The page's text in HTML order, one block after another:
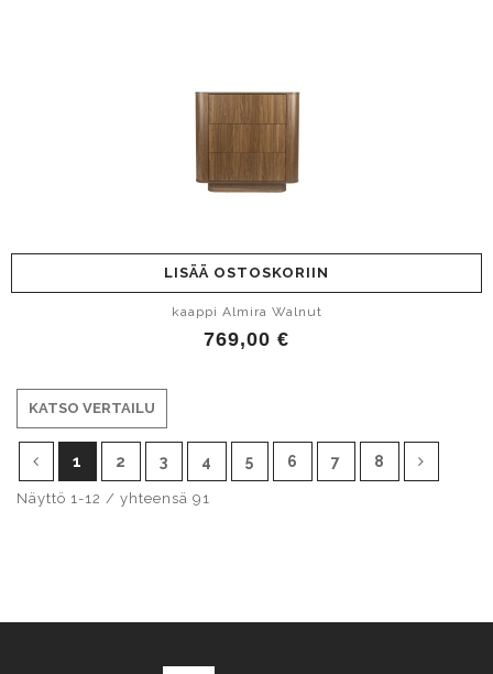
LISÄÄ OSTOSKORIIN
kaappi Almira Walnut
769,00 €
KATSO VERTAILU
1 2 3 4 5 6 7 8
Näyttö 1-12 / yhteensä 91